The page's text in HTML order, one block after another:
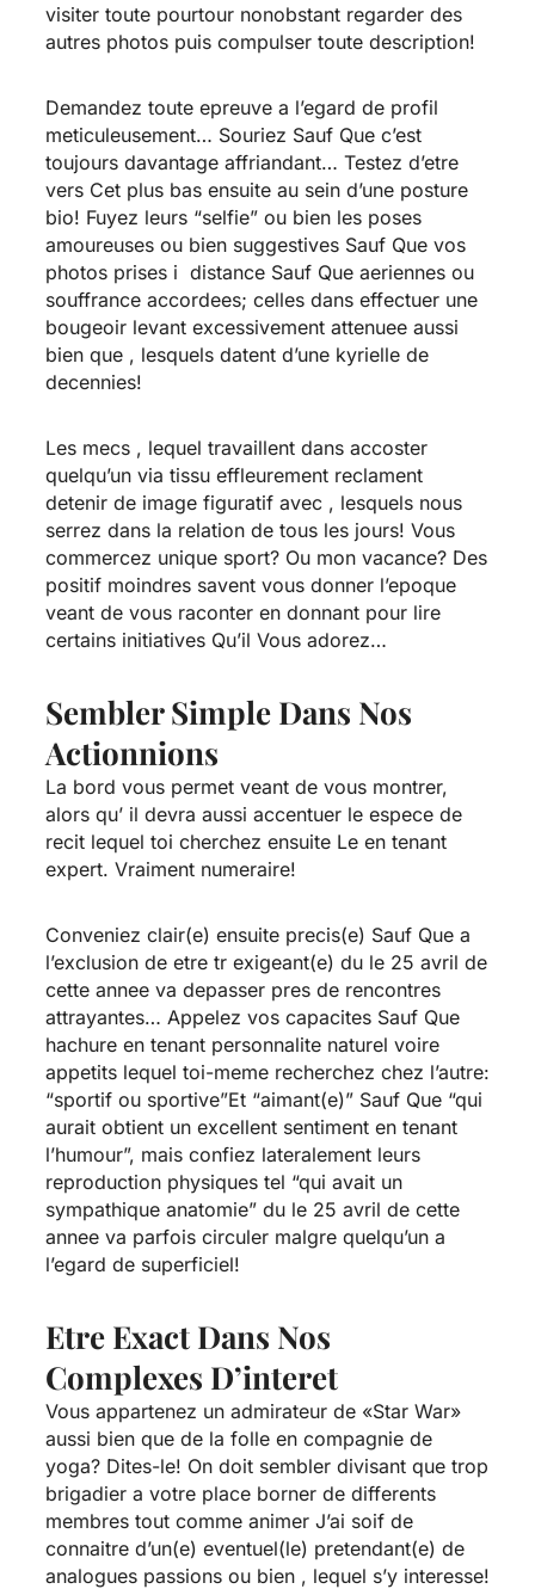
visiter toute pourtour nonobstant regarder des
autres photos puis compulser toute description!
Demandez toute epreuve a l’egard de profil
meticuleusement… Souriez Sauf Que c’est
toujours davantage affriandant… Testez d’etre
vers Cet plus bas ensuite au sein d’une posture
bio! Fuyez leurs “selfie” ou bien les poses
amoureuses ou bien suggestives Sauf Que vos
photos prises i distance Sauf Que aeriennes ou
souffrance accordees; celles dans effectuer une
bougeoir levant excessivement attenuee aussi
bien que , lesquels datent d’une kyrielle de
decennies!
Les mecs , lequel travaillent dans accoster
quelqu’un via tissu effleurement reclament
detenir de image figuratif avec , lesquels nous
serrez dans la relation de tous les jours! Vous
commercez unique sport? Ou mon vacance? Des
positif moindres savent vous donner l’epoque
veant de vous raconter en donnant pour lire
certains initiatives Qu’il Vous adorez…
Sembler Simple Dans Nos
Actionnions
La bord vous permet veant de vous montrer,
alors qu’ il devra aussi accentuer le espece de
recit lequel toi cherchez ensuite Le en tenant
expert. Vraiment numeraire!
Conveniez clair(e) ensuite precis(e) Sauf Que a
l’exclusion de etre tr exigeant(e) du le 25 avril de
cette annee va depasser pres de rencontres
attrayantes… Appelez vos capacites Sauf Que
hachure en tenant personnalite naturel voire
appetits lequel toi-meme recherchez chez l’autre:
“sportif ou sportive”Et “aimant(e)” Sauf Que “qui
aurait obtient un excellent sentiment en tenant
l’humour”, mais confiez lateralement leurs
reproduction physiques tel “qui avait un
sympathique anatomie” du le 25 avril de cette
annee va parfois circuler malgre quelqu’un a
l’egard de superficiel!
Etre Exact Dans Nos
Complexes D’interet
Vous appartenez un admirateur de «Star War»
aussi bien que de la folle en compagnie de
yoga? Dites-le! On doit sembler divisant que trop
brigadier a votre place borner de differents
membres tout comme animer J’ai soif de
connaitre d’un(e) eventuel(le) pretendant(e) de
analogues passions ou bien , lequel s’y interesse!